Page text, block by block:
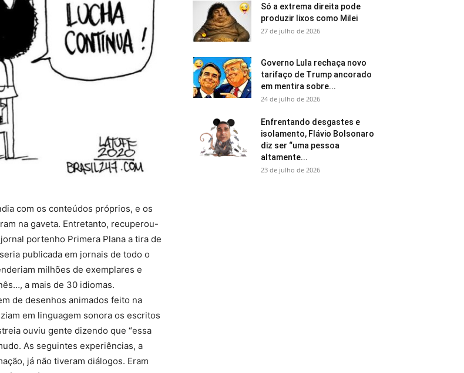
com os conteúdos próprios, e os
na gaveta. Entretanto, recuperou-
portenho Primera Plana a tira de
publicada em jornais de todo o
milhões de exemplares e
a mais de 30 idiomas.
de desenhos animados feito na
em linguagem sonora os escritos
ouviu gente dizendo que “essa
As seguintes experiências, a
já não tiveram diálogos. Eram
Só a extrema direita pode
produzir lixos como Milei
27 de julho de 2026
Governo Lula rechaça novo
tarifaço de Trump ancorado
em mentira sobre...
24 de julho de 2026
Enfrentando desgastes e
isolamento, Flávio Bolsonaro
diz ser “uma pessoa
altamente...
23 de julho de 2026